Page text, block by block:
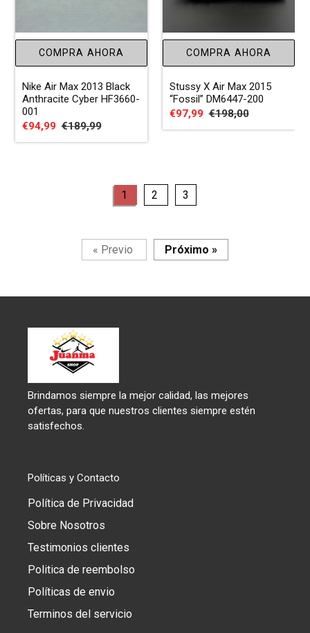
COMPRA AHORA
Nike Air Max 2013 Black
Anthracite Cyber HF3660-
001
Precio
de
€94,99 Precio
habitual
€189,99
COMPRA AHORA
Stussy X Air Max 2015
“Fossil” DM6447-200
Precio
de
€97,99 Precio
habitual
€198,00
page
1 page
2 page
3
« Previo PáginaPróximo Página
»
Brindamos siempre la mejor calidad, las mejores
ofertas, para que nuestros clientes siempre estén
satisfechos.
Políticas y Contacto
Política de Privacidad
Sobre Nosotros
Testimonios clientes
Politica de reembolso
Políticas de envio
Terminos del servicio